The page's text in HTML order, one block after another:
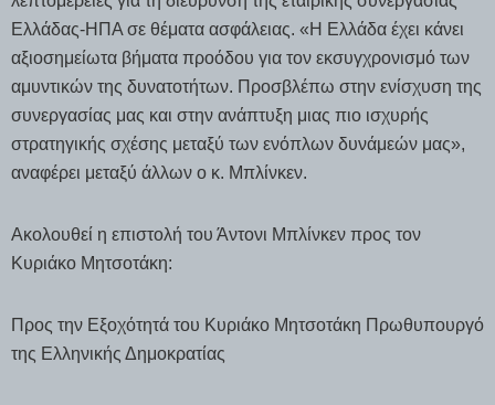
Ελλάδας-ΗΠΑ σε θέματα ασφάλειας. «Η Ελλάδα έχει κάνει
αξιοσημείωτα βήματα προόδου για τον εκσυγχρονισμό των
αμυντικών της δυνατοτήτων. Προσβλέπω στην ενίσχυση της
συνεργασίας μας και στην ανάπτυξη μιας πιο ισχυρής
στρατηγικής σχέσης μεταξύ των ενόπλων δυνάμεών μας»,
αναφέρει μεταξύ άλλων ο κ. Μπλίνκεν.
Ακολουθεί η επιστολή του Άντονι Μπλίνκεν προς τον
Κυριάκο Μητσοτάκη:
Προς την Εξοχότητά του Κυριάκο Μητσοτάκη Πρωθυπουργό
της Ελληνικής Δημοκρατίας